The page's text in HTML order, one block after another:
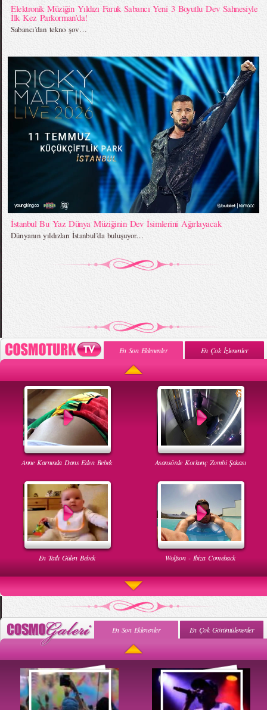
Elektronik Müziğin Yıldızı Faruk Sabancı Yeni 3 Boyutlu Dev Sahnesiyle
İlk Kez Parkorman’da!
Sabancı’dan tekno şov…
İstanbul Bu Yaz Dünya Müziğinin Dev İsimlerini Ağırlayacak
Dünyanın yıldızları İstanbul’da buluşuyor…
En Son Eklenenler En Çok İzlenenler
Anne Karnında Dans Eden Bebek Asansörde Korkunç Zombi Şakası
En Tatlı Gülen Bebek Wolfson - Ibiza Comeback
Uyuyan Bebeğe Gangnam Dinletilirse Ne Olur
En Son Eklenenler En Çok Görüntülenenler